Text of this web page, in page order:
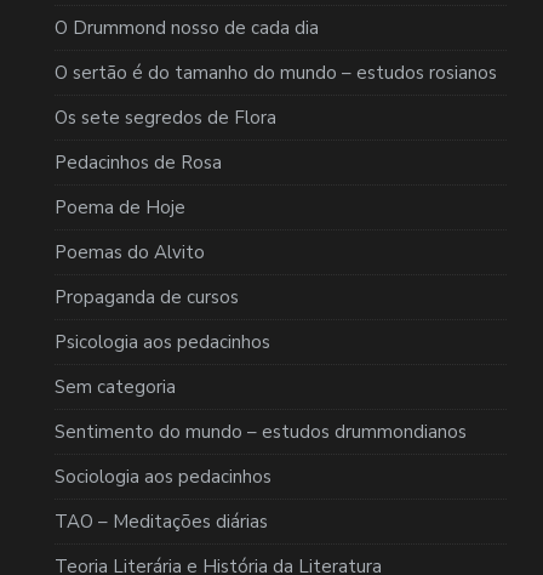
O Drummond nosso de cada dia
O sertão é do tamanho do mundo – estudos rosianos
Os sete segredos de Flora
Pedacinhos de Rosa
Poema de Hoje
Poemas do Alvito
Propaganda de cursos
Psicologia aos pedacinhos
Sem categoria
Sentimento do mundo – estudos drummondianos
Sociologia aos pedacinhos
TAO – Meditações diárias
Teoria Literária e História da Literatura